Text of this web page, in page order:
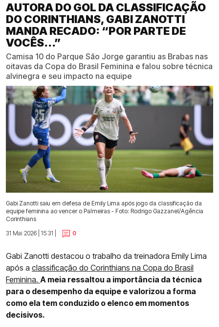
AUTORA DO GOL DA CLASSIFICAÇÃO
DO CORINTHIANS, GABI ZANOTTI
MANDA RECADO: “POR PARTE DE
VOCÊS...”
Camisa 10 do Parque São Jorge garantiu as Brabas nas
oitavas da Copa do Brasil Feminina e falou sobre técnica
alvinegra e seu impacto na equipe
Gabi Zanotti saiu em defesa de Emily Lima após jogo da classificação da
equipe feminina ao vencer o Palmeiras - Foto: Rodrigo Gazzanel/Agência
Corinthians
31 Mai 2026 | 15:31 |
0
Gabi Zanotti destacou o trabalho da treinadora Emily Lima
após a classificação do Corinthians na Copa do Brasil
Feminina. A meia ressaltou a importância da técnica
para o desempenho da equipe e valorizou a forma
como ela tem conduzido o elenco em momentos
decisivos.